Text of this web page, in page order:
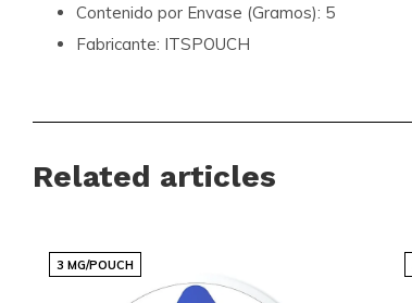
Contenido por Envase (Gramos): 5
Fabricante: ITSPOUCH
EnITS RIPS, nos enorgullece ofrecer productos
experiencia única y satisfactoria, garantizando la
Related articles
3 MG/POUCH